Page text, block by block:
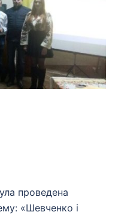
проведена
«Шевченко і